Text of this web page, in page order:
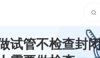
试管不检查封